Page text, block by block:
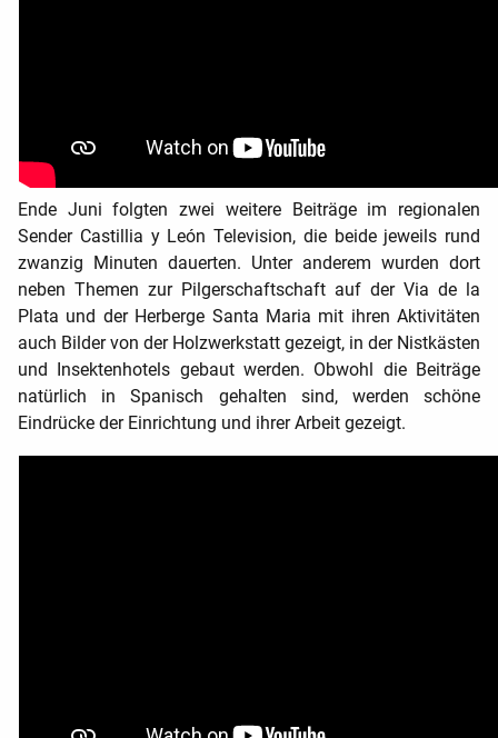
Ende Juni folgten zwei weitere Beiträge im regionalen
Sender Castillia y León Television, die beide jeweils rund
zwanzig Minuten dauerten. Unter anderem wurden dort
neben Themen zur Pilgerschaftschaft auf der Via de la
Plata und der Herberge Santa Maria mit ihren Aktivitäten
auch Bilder von der Holzwerkstatt gezeigt, in der Nistkästen
und Insektenhotels gebaut werden. Obwohl die Beiträge
natürlich in Spanisch gehalten sind, werden schöne
Eindrücke der Einrichtung und ihrer Arbeit gezeigt.